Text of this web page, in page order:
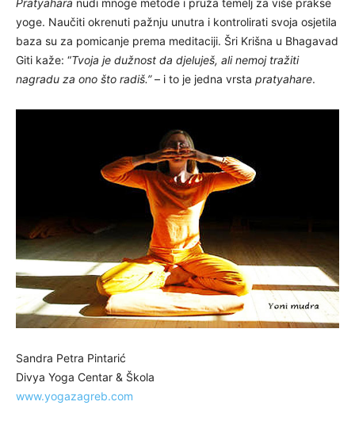
yoge. Naučiti okrenuti pažnju unutra i kontrolirati svoja osjetila
baza su za pomicanje prema meditaciji. Šri Krišna u Bhagavad
Giti kaže: “Tvoja je dužnost da djeluješ, ali nemoj tražiti
nagradu za ono što radiš.”– i to je jedna vrsta pratyahare.
Sandra Petra Pintarić
Divya Yoga Centar & Škola
www.yogazagreb.com